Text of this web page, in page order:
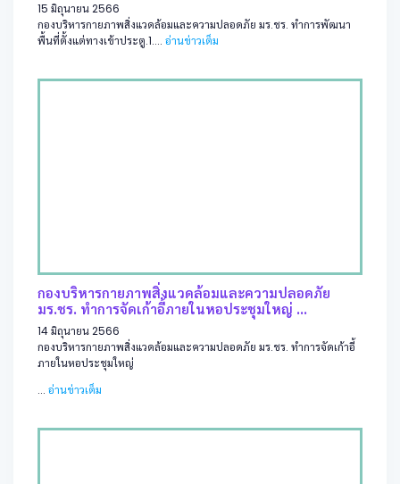
15 มิถุนายน 2566
กองบริหารกายภาพสิ่งแวดล้อมและความปลอดภัย มร.ชร. ทำการพัฒนา
พื้นที่ตั้งแต่ทางเข้าประตู.1.... อ่านข่าวเต็ม
กองบริหารกายภาพสิ่งแวดล้อมและความปลอดภัย
มร.ชร. ทำการจัดเก้าอี้ภายในหอประชุมใหญ่ ...
14 มิถุนายน 2566
กองบริหารกายภาพสิ่งแวดล้อมและความปลอดภัย มร.ชร. ทำการจัดเก้าอี้
ภายในหอประชุมใหญ่
... อ่านข่าวเต็ม